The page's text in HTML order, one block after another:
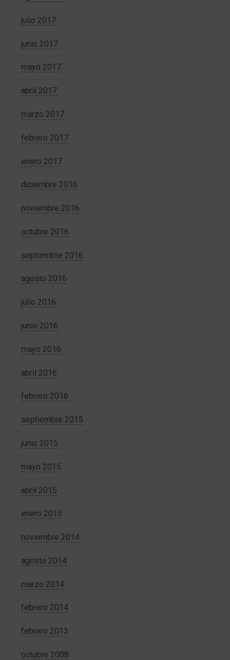
julio 2017
junio 2017
mayo 2017
abril 2017
marzo 2017
febrero 2017
enero 2017
diciembre 2016
noviembre 2016
octubre 2016
septiembre 2016
agosto 2016
julio 2016
junio 2016
mayo 2016
abril 2016
febrero 2016
septiembre 2015
junio 2015
mayo 2015
abril 2015
enero 2015
noviembre 2014
agosto 2014
marzo 2014
febrero 2014
febrero 2013
octubre 2008